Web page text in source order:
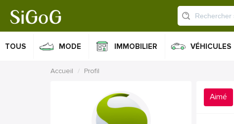
TOUS MODE IMMOBILIER VÉHICULES
Accueil Profil
Aimé